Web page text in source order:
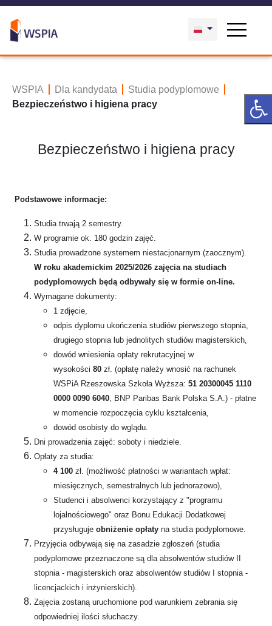
WSPIA Dla kandydata
Studia podyplomowe
Bezpieczeństwo i higiena pracy
Bezpieczeństwo i higiena pracy
Podstawowe informacje:
Studia trwają 2 semestry.
W programie ok. 180 godzin zajęć.
Studia prowadzone systemem niestacjonarnym (zaocznym).
W roku akademickim 2025/2026 zajęcia na studiach
podyplomowych będą odbywały się w formie on-line.
Wymagane dokumenty:
1 zdjęcie,
odpis dyplomu ukończenia studiów pierwszego stopnia,
drugiego stopnia lub jednolitych studiów magisterskich,
dowód wniesienia opłaty rekrutacyjnej w
wysokości 80 zł. (opłatę należy wnosić na rachunek
WSPiA Rzeszowska Szkoła Wyższa: 51 20300045 1110
0000 0090 6040, BNP Paribas Bank Polska S.A.) - płatne
w momencie rozpoczęcia cyklu kształcenia,
dowód osobisty do wglądu.
Dni prowadzenia zajęć: soboty i niedziele.
Opłaty za studia:
4 100 zł. (możliwość płatności w wariantach wpłat:
miesięcznych, semestralnych lub jednorazowo),
Studenci i absolwenci korzystający z "programu
lojalnościowego" oraz Bonu Edukacji Dodatkowej
przysługuje obniżenie opłaty na studia podyplomowe.
Przyjęcia odbywają się na zasadzie zgłoszeń (studia
podyplomowe przeznaczone są dla absolwentów studiów II
stopnia - magisterskich oraz absolwentów studiów I stopnia -
licencjackich i inżynierskich).
Zajęcia zostaną uruchomione pod warunkiem zebrania się
odpowiedniej ilości słuchaczy.